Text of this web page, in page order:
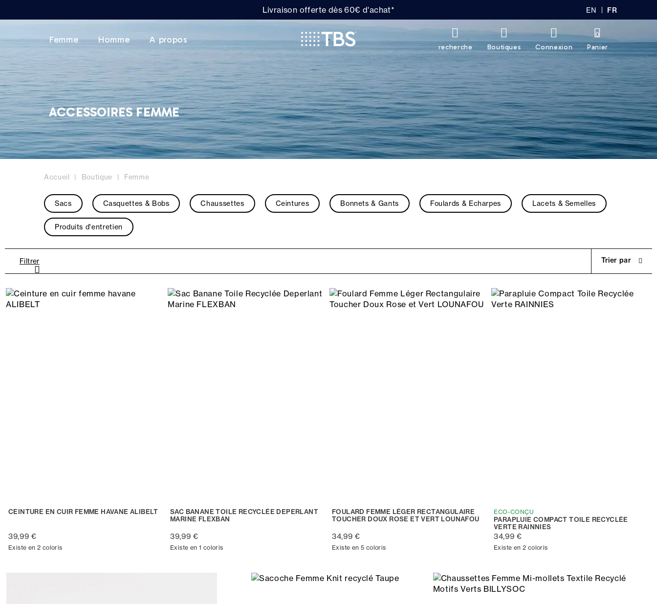
Livraison offerte dès 60€ d'achat* EN FR
S
Femme Homme A propos
recherche Boutiques Connexion Panier
0
ACCESSOIRES FEMME
Accueil Boutique Femme
Sacs Casquettes & Bobs Chaussettes Ceintures Bonnets & Gants Foulards & Echarpes Lacets & Semelles
Produits d'entretien
Filtrer Trier par
CEINTURE EN CUIR FEMME HAVANE ALIBELT
39,99 €
Existe en 2 coloris
SAC BANANE TOILE RECYCLÉE DEPERLANT
MARINE FLEXBAN
39,99 €
Existe en 1 coloris
FOULARD FEMME LÉGER RECTANGULAIRE
TOUCHER DOUX ROSE ET VERT LOUNAFOU
34,99 €
Existe en 5 coloris
ECO-CONÇU
PARAPLUIE COMPACT TOILE RECYCLÉE
VERTE RAINNIES
34,99 €
Existe en 2 coloris